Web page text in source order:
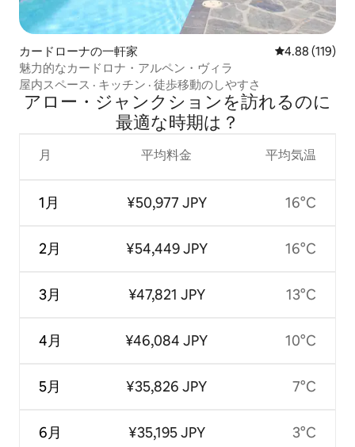
カードローナの一軒家 レビュー119
4.88 (119)
魅力的なカードロナ・アルペン・ヴィラ
屋内スペース · キッチン · 徒歩移動のしやすさ
アロー・ジャンクションを訪⁠れ⁠るの⁠に
最⁠適⁠な時⁠期⁠は⁠？
月
1月
2月
3月
4月
5月
6月
平均料金
¥50,977 JPY
¥54,449 JPY
¥47,821 JPY
¥46,084 JPY
¥35,826 JPY
¥35,195 JPY
平均気温
16°C
16°C
13°C
10°C
7°C
3°C